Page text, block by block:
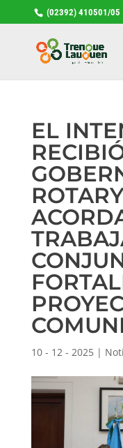
(02392) 410501/05
EL
10 - 12 - 2025|